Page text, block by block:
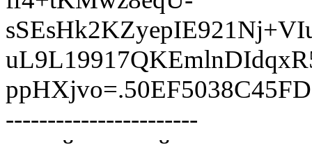
-----------------------